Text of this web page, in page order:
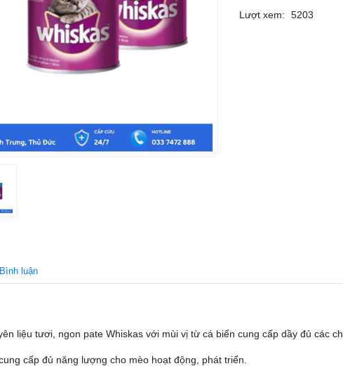
Lượt xem: 5203
Bình luận
liệu tươi, ngon pate Whiskas với mùi vị từ cá biển cung cấp dầy đủ các
cấp đủ năng lượng cho mèo hoạt động, phát triển.